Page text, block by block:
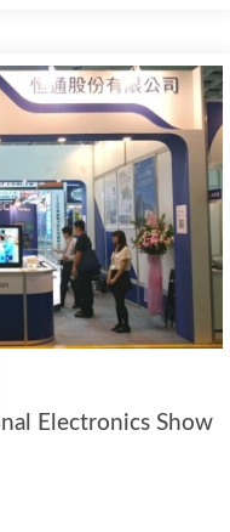
Electronics Show